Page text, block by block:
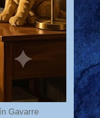
Gavarre